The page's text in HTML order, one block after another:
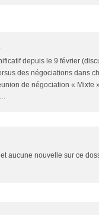
depuis le 9 février
des négociations dans
de négociation « Mixte
aucune nouvelle sur ce